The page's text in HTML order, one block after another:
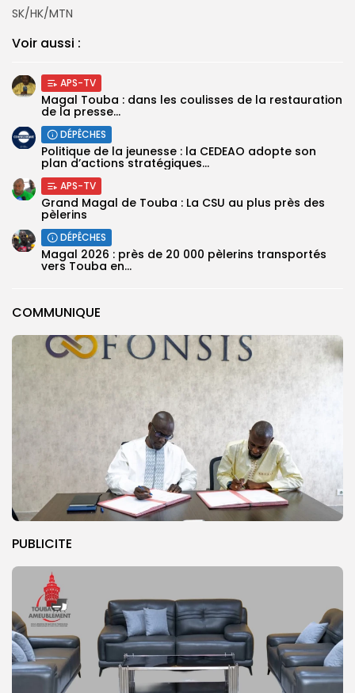
COMMUNIQUE
PUBLICITE
SK/HK/MTN
Voir aussi :
APS-TV
Magal Touba : dans les coulisses de la restauration
de la presse...
DÉPÊCHES
Politique de la jeunesse : la CEDEAO adopte son
plan d’actions stratégiques...
APS-TV
Grand Magal de Touba : La CSU au plus près des
pèlerins
DÉPÊCHES
Magal 2026 : près de 20 000 pèlerins transportés
vers Touba en...